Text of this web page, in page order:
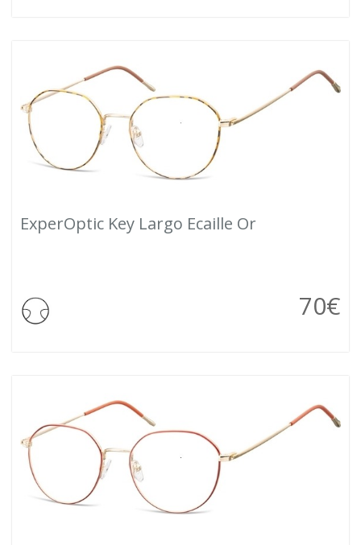
ExperOptic Key Largo Ecaille Or
€
70